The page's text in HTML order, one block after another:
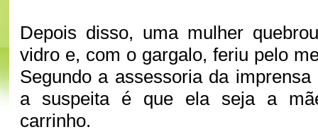
Depois disso, uma mulher
vidro e, com o gargalo, feriu pelo
Segundo a assessoria da
a suspeita é que ela seja a
carrinho.